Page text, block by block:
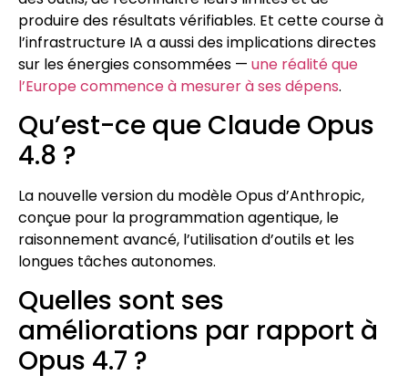
produire des résultats vérifiables. Et cette course à
l’infrastructure IA a aussi des implications directes
sur les énergies consommées — une réalité que
l’Europe commence à mesurer à ses dépens.
Qu’est-ce que Claude Opus
4.8 ?
La nouvelle version du modèle Opus d’Anthropic,
conçue pour la programmation agentique, le
raisonnement avancé, l’utilisation d’outils et les
longues tâches autonomes.
Quelles sont ses
améliorations par rapport à
Opus 4.7 ?